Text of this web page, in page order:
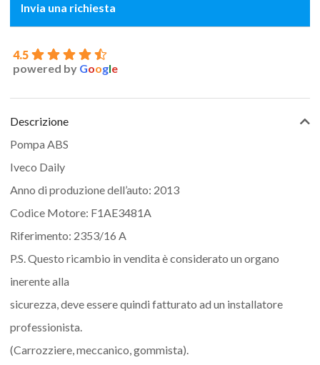
Invia una richiesta
4.5
powered by Google
Descrizione
Pompa ABS
Iveco Daily
Anno di produzione dell’auto: 2013
Codice Motore: F1AE3481A
Riferimento: 2353/16 A
P.S. Questo ricambio in vendita è considerato un organo
inerente alla
sicurezza, deve essere quindi fatturato ad un installatore
professionista.
(Carrozziere, meccanico, gommista).